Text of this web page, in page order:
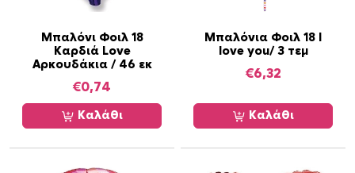
Μπαλόνι Φοιλ 18
Καρδιά Love
Αρκουδάκια / 46 εκ
€0,74
Καλάθι
Μπαλόνια Φοιλ 18 I
love you/ 3 τεμ
€6,32
Καλάθι